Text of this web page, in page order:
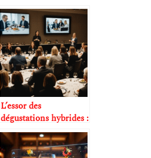
L’essor des
dégustations hybrides :
présentiel + digital